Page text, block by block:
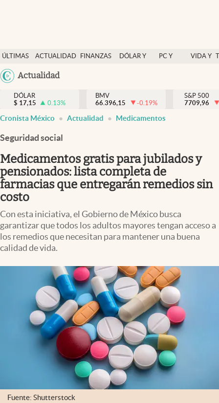
ÚLTIMAS
NOTICIAS
ACTUALIDAD
FINANZAS
DÓLAR Y
PC Y
VIDA Y
México
Actualidad
Actualidad
Finanzas y economía
Dólar y mercados
Pc y celular
Vida y estilo
Clima
Espiritualidad
abre en nueva pestaña
México
DÓLAR
$ 17,15 0.13%
BMV
66.396,15
-0.19%
S&P 500
7709,96
Cronista México Actualidad Medicamentos
Seguridad social
Medicamentos gratis para jubilados y
pensionados: lista completa de
farmacias que entregarán remedios sin
costo
Con esta iniciativa, el Gobierno de México busca
garantizar que todos los adultos mayores tengan acceso a
los remedios que necesitan para mantener una buena
calidad de vida.
Fuente: Shutterstock